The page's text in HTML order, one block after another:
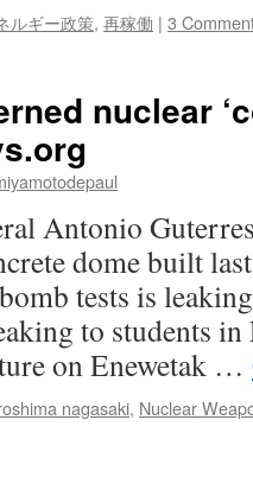
ルギー政策, 再稼働 | 3
nuclear
Antonio
dome built
tests is
to students
on Enewetak …
nagasaki, Nuclear